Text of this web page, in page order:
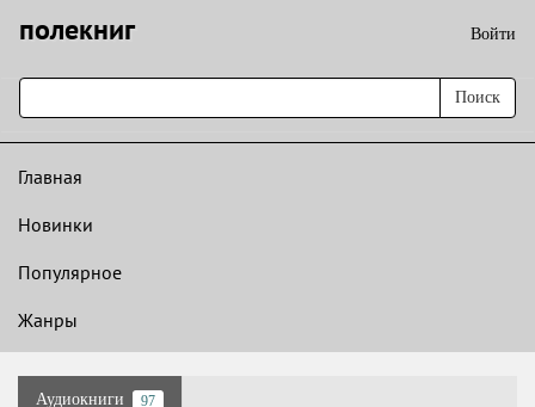
полекниг Войти
Поиск
Главная
Новинки
Популярное
Жанры
Аудиокниги 97